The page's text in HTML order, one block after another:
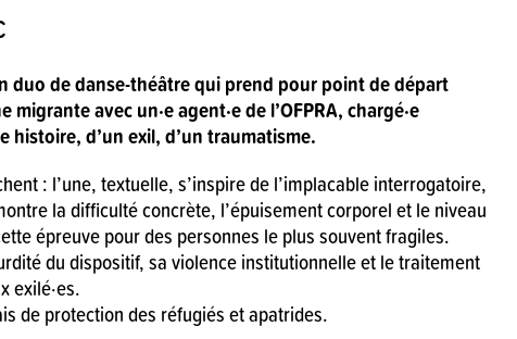
migrante veut rester en France,
demande d’asile.
par un agent.
d’asile
duo de danse-théâtre qui prend pour point de départ
migrante avec un·e agent·e de l’OFPRA, chargé·e
histoire, d’un exil, d’un traumatisme.
: l’une, textuelle, s’inspire de l’implacable interrogatoire,
la difficulté concrète, l’épuisement corporel et le niveau
épreuve pour des personnes le plus souvent fragiles.
du dispositif, sa violence institutionnelle et le traitement
exilé·es.
de protection des réfugiés et apatrides.